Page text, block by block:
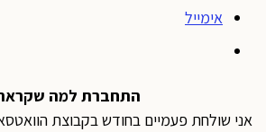
אימייל
התחברת למה
אני שולחת פעמיים בחודש בקבוצת